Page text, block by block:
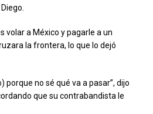
volar a México y pagarle a un
la frontera, lo que lo dejó
porque no sé qué va a pasar”, dijo
que su contrabandista le